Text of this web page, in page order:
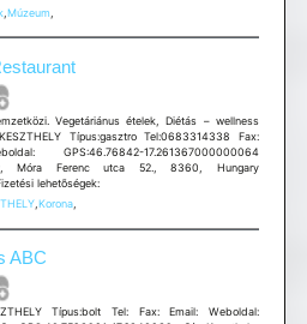
, Múzeum
Vegetáriánus ételek, Diétás – wellness
Típus:gasztro Tel:0683314338 Fax:
GPS:46.76842-17.261367000000064
Móra Ferenc utca 52., 8360, Hungary
lehetõségek:
, Korona,
ABC
Típus:bolt Tel: Fax: Email: Weboldal: